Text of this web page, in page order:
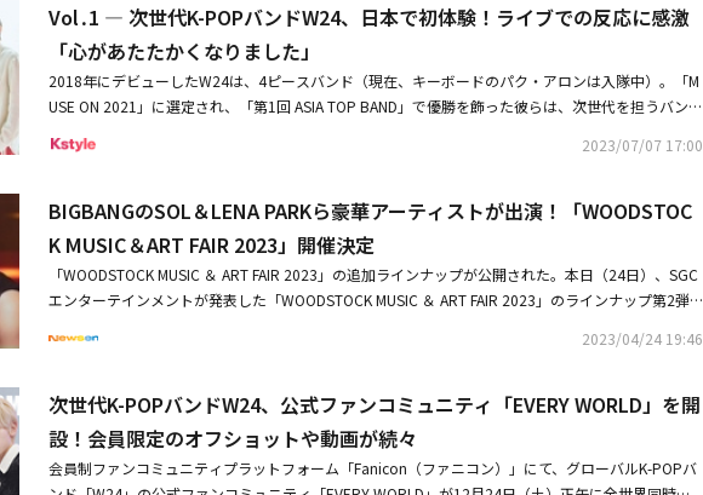
いるんだなと初めて知りましたし、優勝したことももちろんうれしかったけど、アジアのいろんなバ
ンドと知り合うことができてよかったです。キム・ジョンギル：僕は、すごく大変だったということ
しか思い浮かびません（笑）。僕は個人的にサバイバル番組が苦手なんですよ。結果的には優勝した
のでよかったですが、撮影があったのがソウルではなくて羅州（ナジュ）というものすごく遠いとこ
しくて。でもその時、いろんな方に褒めていただいたことが印象に残っていますね。韓国で有名なユ
だ！」とまで言っていただいて、僕たちを認めてくださって、うれしかったです。その時の僕たち
は、一生懸命やってはいるけど、この道で果たして合っているのかな？という想いがあったのです
が、先生方がそうやって褒めてくださって、認めてくださったので、僕たちの道は間違っていないと
確信できたし、よりがんばれる原動力になりました。チョン・ホウォン：本当に大変だったけど、優
勝できたからよかったよね。キム・ジョンギル：結果が重要だからね！（笑）キム・ユンス：本当に
よかったよ。――ご自身では「第1回 ASIA TOP BAND」で優勝できた理由は何だと思っていますか？キ
ム・ユンス：なんだろう？キム・ジョンギル：編曲が上手かったというのはあると思います。ミッシ
上手だったんですよ。ただサバイバルが難しいのって、上手い下手で結果が出るものではないんです
よね。そういう意味で言うならみんな上手かったので。キム・ユンス：一つ言えるとしたら、他のバ
ンドとの比較ではなく、僕たちのバンドのカラーが一つのジャンルに偏らない、ということもあるん
じゃないかなと思います。普通、バンドは何か一つ得意なジャンルがあったりカラーが強かったりす
ントいたします。・Vol․1 ― 次世代K-POPバンドW24、日本で初体験！ライブでの反応に感激「心
があたたかくなりました」◆W24直筆サイン入りポラを抽選で2名様にプレゼント※プレゼントは終
了しました。たくさんのご応募ありがとうございました。※【応募方法】 Kstyle公式Twitterアカウン
ト「＠Kstyle_news」をフォロー＆コチラのツイートをRTするだけ。奮ってご応募ください。【応募
期間】2023年7月7日（金） 17：00 ～ 7月10日（月） 11：00まで【参加条件】・TwitterでKstyle公
式Twitterアカウント（＠Kstyle_news） をフォローしていること。・日本に居住されている方（賞品
けませんので、予めご了承ください。・当選者の方にはKstyle（＠Kstyle_news）のアカウントよりD
M（ダイレクトメッセージ） にて当選のご連絡をさせていただきます。・プレゼントに関するDM/メ
ンションでのご連絡は、平日10：00～18：30となります。※DM（ダイレクトメッセージ）は、Ksty
le（＠Kstyle_news） をフォローいただいておりませんと、お送りすることができませんので、ご注
しましたアカウントは、キャンペーン対象外とさせていただきます。※弊社は、ご応募者のツイート
せていただきますので、ご了承ください。※当選通知後、指定の日時までにご連絡がない場合、当選
を無効とさせていただきます。※当選結果に関するお問い合せは受け付けておりませんので、ご了承
ください。※当キャンペーンの掲載内容や条件は、予告なく変更する場合がございます。あらかじめ
ご了承ください。※当選の権利の譲渡はできません。※賞品の不具合・破損に関する責任は一切負い
Vol․1 ― 次世代K-POPバンドW24、日本で初体験！ライブでの反応に感激
「心があたたかくなりました」
2018年にデビューしたW24は、4ピースバンド（現在、キーボードのパク・アロンは入隊中）。「M
USE ON 2021」に選定され、「第1回 ASIA TOP BAND」で優勝を飾った彼らは、次世代を担うバンド
ニライブを行い、ファンとの交流を楽しんだ。そんな彼らに、インタビュー前編では日本の印象や活
直筆サイン入りポラを2名様に！応募はTwitterをフォロー＆リツイート 「僕たちの音楽が世界中で2
4時間鳴り響くように」――Kstyleのインタビューには初登場となります。まずは自己紹介をお願いしま
す。チョン・ホウォン：僕たちはW24（ダブリュートゥエンティーフォー）というバンドです。W24
は「World 24 hours」の略で、僕たちの音楽が世界中で24時間鳴り響くようになれば、という願い
を込めて名付けました。僕はW24でボーカルを担当しています。そして今年からリーダーになりまし
た！ 性格は、細かいことに気がつくタイプです。クリエイティブに関してはディティールまで繊細
スト）ではISFJなので、計画的に動きたいほうでもあります。キム・ユンス：僕たちのバンドは、た
だ自分たちがやりたい音楽をやりたいように表現するバンドです。もちろん、そのためには努力も時
間も不可欠ですが、自分たちが満足する音楽を作るために、最後まで諦めずに突き進む力がありま
す。でも、音楽以外のことは適当です（笑）。音楽ほどこだわらない、ということですね。中でもホ
2023/07/07 17:00
BIGBANGのSOL＆LENA PARKら豪華アーティストが出演！「WOODSTOC
K MUSIC＆ART FAIR 2023」開催決定
「WOODSTOCK MUSIC ＆ ART FAIR 2023」の追加ラインナップが公開された。本日（24日）、SGC
エンターテインメントが発表した「WOODSTOCK MUSIC ＆ ART FAIR 2023」のラインナップ第2弾
ィバルに参加する。そして「スーパーバンド2」で準優勝したバンドCNEMAのキム・スロンとイム・
ENA PARKは、持ち前のパワフルな歌唱力を披露する。SOLは完成度の高い幅広い音楽で、本人だけ
の新たなジャンルを作っていく姿を「WOODSTOCK MUSIC ＆ ART FAIR 2023」で証明する予定だ。
多数の音楽番組でしっかりとした実力を証明し、優勝したキム・スロンとイム・ユンソンのステージ
も見どころだ。新しいグローバルアーティストも目を引く。ニューヨークで活動しているインディー
2023/04/24 19:46
次世代K-POPバンドW24、公式ファンコミュニティ「EVERY WORLD」を開
設！会員限定のオフショットや動画が続々
会員制ファンコミュニティプラットフォーム「Fanicon（ファニコン）」にて、グローバルK-POPバ